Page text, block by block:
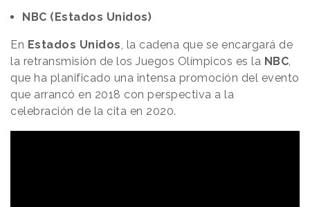
NBC (Estados Unidos)
En Estados Unidos, la cadena que se encargará de
la retransmisión de los Juegos Olímpicos es la NBC,
que ha planificado una intensa promoción del evento
que arrancó en 2018 con perspectiva a la
celebración de la cita en 2020.